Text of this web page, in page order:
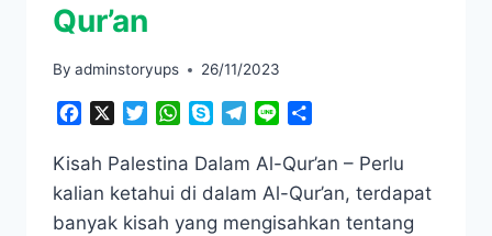
Qur’an
By adminstoryups 26/11/2023
FacebookTwitterWhatsApp
SkypeTelegram
Line
Kisah Palestina Dalam Al-Qur’an – Perlu
kalian ketahui di dalam Al-Qur’an, terdapat
banyak kisah yang mengisahkan tentang